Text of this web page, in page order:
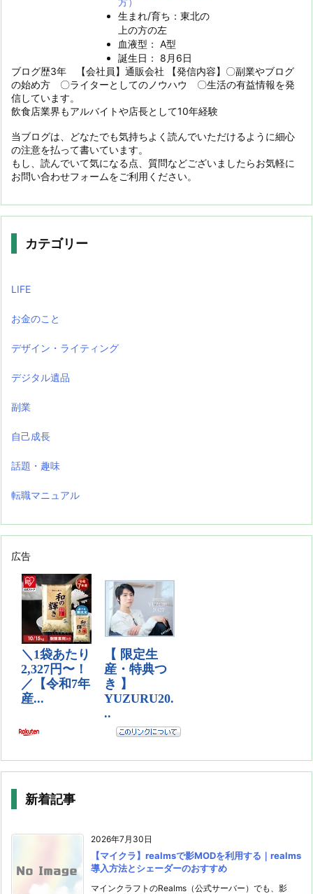
生まれ/育ち：東北の
上の方の左
血液型： A型
誕生日： 8月6日
ブログ歴3年 【会社員】通販会社 【発信内容】〇副業やブログ
の始め方 〇ライターとしてのノウハウ 〇生活の有益情報を発
信しています。
飲食店業界もアルバイトや店長として10年経験
当ブログは、どなたでも気持ちよく読んでいただけるように細心
の注意を払って書いています。
もし、読んでいて気になる点、質問などございましたらお気軽に
お問い合わせフォームをご利用ください。
カテゴリー
LIFE
お金のこと
デザイン・ライティング
デジタル遺品
副業
自己成長
話題・趣味
転職マニュアル
広告
新着記事
2026年7月30日
【マイクラ】realmsで影MODを利用する｜realms
導入方法とシェーダーのおすすめ
マインクラフトのRealms（公式サーバー）でも、影